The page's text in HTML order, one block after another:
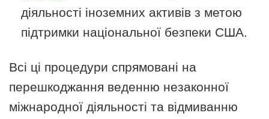
діяльності іноземних активів з метою
підтримки національної безпеки США.
Всі ці процедури спрямовані на
перешкоджання веденню незаконної
міжнародної діяльності та відмиванню